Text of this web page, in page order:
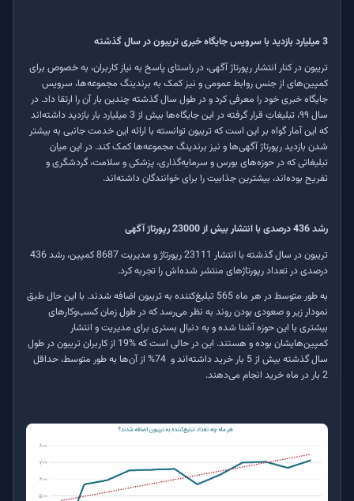
3 میلیارد بازدید با سرویس جایگاه خبری تریبون در سال گذشته
تریبون در کنار انتشار رپورتاژ آگهی، در راستای پاسخ به نیاز کاربران، به خصوص برای
کمپین‌های از جنس روابط عمومی و نیز کمک به برندینگ مجموعه‌ها، سرویس
جایگاه خبری خود را معرفی کرد و در طول سال گذشته چندین بار آن را ارتقا داد. در
سال ۹۹، تبلیغاتِ قرار گرفته در این جایگاه‌ها بیش از 3 میلیارد بار بازدید داشته‌اند
که این آمار گواه بر این است که تریبون توانسته با ارائه این خدمت جانبی به بیشتر
شدن بازدید رپورتاژ‌ آگهی‌ها و نیز برندینگ مجموعه‌ها کمک کند. در این میان
تبلیغاتی که در حوزههای بورس و سرمایه‌گذاری، پزشکی و سلامت، گردشگری و
تفریح بوده‌اند، بیشترین جذابیت را برای خوانندگان داشته‌اند.
رشد 436 درصدی با انتشار بیش از 23000 رپورتاژ آگهی
تریبون در سال گذشته با انتشار 23111 رپورتاژ و مدیریت 8687 کمپین، رشد 436
درصدی در تعداد رپورتاژهای منتشر شده‌اش را تجربه کرد.
به طور متوسط در هر ماه 565 تبلیغ‌کننده به تریبون اضافه شدند. با این حال طبق
نمودار زیر و صعودی بودن روند به نظر می‌رسد که در طول زمان کسب‌وکارهای
بیشتری با این حوزه آشنا شده و به دنبال بستری برای مدیریت و انتشار
کمپین‌هایشان بوده و هستند. این در حالی است که19% از کاربران تریبون در طول
سال گذشته بیش از 5 بار خرید داشته‌اند و 74% از آن‌ها به طور متوسط، حداقل
2 بار در ماه خرید انجام می‌دهند.